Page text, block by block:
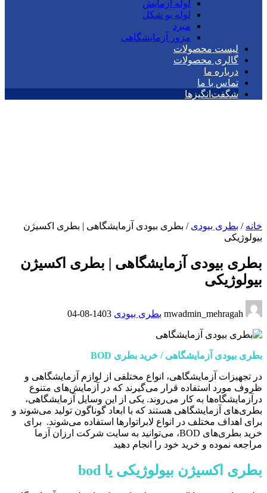
لوله آزمایش
لوله یو شکل
مبرد
مزور آزمایشگاهی
لیست محصولات
گالری محصولات
درباره ما
تماس با ما
شگفت‌انگیزها
خانه / بطری بیودی / بطری بیودی آزمایشگاهی | بطری اکسیژن
بیولوژیکی
بطری بیودی آزمایشگاهی | بطری اکسیژن
بیولوژیکی
بطری بیودی 1403-08-04
بطری بیودی آزمایشگاهی / خرید بطری BOD
در تجهیزات آزمایشگاهی، انواع مختلفی از لوازم آزمایشگاهی و
ظروف مورد استفاده قرار می‌گیرند که در آزمایش‌های متنوع
درآزمایشگاه‌ها به کار می‌روند. یکی از این وسایل آزمایشگاهی،
بطری‌های آزمایشگاهی هستند که با ابعاد گوناگون تولید می‌شوند و
برای اهداف مختلف در انواع لابراتوارها استفاده می‌شوند. برای
خرید بطری‌های BOD، می‌توانید به سایت شرکت ارزان آزما
مراجعه نموده و خرید خود را انجام دهید
بطری اکسیژن بیولوژیکی یا bod